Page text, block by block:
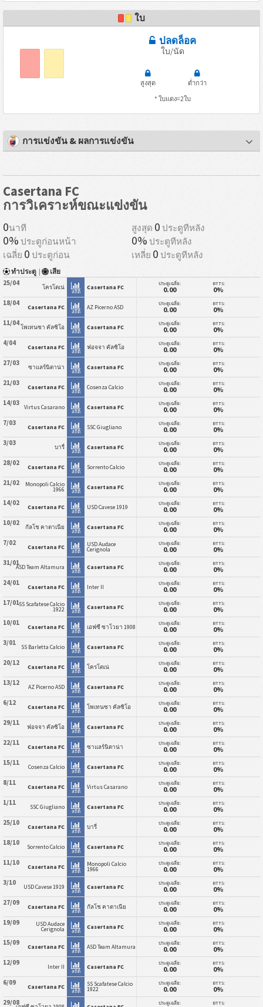
ใบ
ปลดล็อค
ใบ/นัด
สูงสุด
ต่ำกว่า
* ใบแดง=2ใบ
การแข่งขัน & ผลการแข่งขัน
Casertana FC
การวิเคราะห์ขณะแข่งขัน
0นาที สูงสุด 0 ประตูทีหลัง
0% ประตูก่อนหน้า 0% ประตูทีหลัง
เฉลี่ย 0 ประตูก่อน เหลี่ย 0 ประตูทีหลัง
ทำประตู | เสีย
25/04 โครโตเน่
สถิติ
Casertana FC ประตูเฉลี่ย:
0.00
BTTS:
0%
18/04 Casertana FC
สถิติ
AZ Picerno ASD ประตูเฉลี่ย:
0.00
BTTS:
0%
11/04โพเทนซา คัลซิโอ
สถิติ
Casertana FC ประตูเฉลี่ย:
0.00
BTTS:
0%
4/04 Casertana FC
สถิติ
ฟอจจา คัลซิโอ ประตูเฉลี่ย:
0.00
BTTS:
0%
27/03 ซาแลร์นิตาน่า
สถิติ
Casertana FC ประตูเฉลี่ย:
0.00
BTTS:
0%
21/03 Casertana FC
สถิติ
Cosenza Calcio ประตูเฉลี่ย:
0.00
BTTS:
0%
14/03 Virtus Casarano
สถิติ
Casertana FC ประตูเฉลี่ย:
0.00
BTTS:
0%
7/03 Casertana FC
สถิติ
SSC Giugliano ประตูเฉลี่ย:
0.00
BTTS:
0%
3/03 บารี่
สถิติ
Casertana FC ประตูเฉลี่ย:
0.00
BTTS:
0%
28/02 Casertana FC
สถิติ
Sorrento Calcio ประตูเฉลี่ย:
0.00
BTTS:
0%
21/02 Monopoli Calcio
1966 สถิติ
Casertana FC ประตูเฉลี่ย:
0.00
BTTS:
0%
14/02 Casertana FC
สถิติ
USD Cavese 1919 ประตูเฉลี่ย:
0.00
BTTS:
0%
10/02 กัลโช คาตาเนีย
สถิติ
Casertana FC ประตูเฉลี่ย:
0.00
BTTS:
0%
7/02 Casertana FC
สถิติ
USD Audace
Cerignola
ประตูเฉลี่ย:
0.00
BTTS:
0%
31/01ASD Team Altamura
สถิติ
Casertana FC ประตูเฉลี่ย:
0.00
BTTS:
0%
24/01 Casertana FC
สถิติ
Inter II ประตูเฉลี่ย:
0.00
BTTS:
0%
17/01SS Scafatese Calcio
1922 สถิติ
Casertana FC ประตูเฉลี่ย:
0.00
BTTS:
0%
10/01 Casertana FC
สถิติ
เอฟซี ซาโวยา 1908 ประตูเฉลี่ย:
0.00
BTTS:
0%
3/01 SS Barletta Calcio
สถิติ
Casertana FC ประตูเฉลี่ย:
0.00
BTTS:
0%
20/12 Casertana FC
สถิติ
โครโตเน่ ประตูเฉลี่ย:
0.00
BTTS:
0%
13/12 AZ Picerno ASD
สถิติ
Casertana FC ประตูเฉลี่ย:
0.00
BTTS:
0%
6/12 Casertana FC
สถิติ
โพเทนซา คัลซิโอ ประตูเฉลี่ย:
0.00
BTTS:
0%
29/11 ฟอจจา คัลซิโอ
สถิติ
Casertana FC ประตูเฉลี่ย:
0.00
BTTS:
0%
22/11 Casertana FC
สถิติ
ซาแลร์นิตาน่า ประตูเฉลี่ย:
0.00
BTTS:
0%
15/11 Cosenza Calcio
สถิติ
Casertana FC ประตูเฉลี่ย:
0.00
BTTS:
0%
8/11 Casertana FC
สถิติ
Virtus Casarano ประตูเฉลี่ย:
0.00
BTTS:
0%
1/11 SSC Giugliano
สถิติ
Casertana FC ประตูเฉลี่ย:
0.00
BTTS:
0%
25/10 Casertana FC
สถิติ
บารี่ ประตูเฉลี่ย:
0.00
BTTS:
0%
18/10 Sorrento Calcio
สถิติ
Casertana FC ประตูเฉลี่ย:
0.00
BTTS:
0%
11/10 Casertana FC
สถิติ
Monopoli Calcio
1966
ประตูเฉลี่ย:
0.00
BTTS:
0%
3/10 USD Cavese 1919
สถิติ
Casertana FC ประตูเฉลี่ย:
0.00
BTTS:
0%
27/09 Casertana FC
สถิติ
กัลโช คาตาเนีย ประตูเฉลี่ย:
0.00
BTTS:
0%
19/09 USD Audace
Cerignola สถิติ
Casertana FC ประตูเฉลี่ย:
0.00
BTTS:
0%
15/09 Casertana FC
สถิติ
ASD Team Altamura ประตูเฉลี่ย:
0.00
BTTS:
0%
12/09 Inter II
สถิติ
Casertana FC ประตูเฉลี่ย:
0.00
BTTS:
0%
6/09 Casertana FC
สถิติ
SS Scafatese Calcio
1922
ประตูเฉลี่ย:
0.00
BTTS:
0%
29/08 ประตูเฉลี่ย: BTTS: